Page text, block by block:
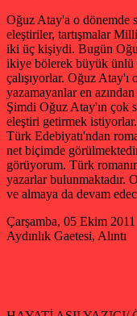
Oğuz Atay'a o dönemde
eleştiriler, tartışmalar
iki üç kişiydi. Bugün
ikiye bölerek büyük ünlü
çalışıyorlar. Oğuz
yazamayanlar en
Şimdi Oğuz Atay'ın çok
eleştiri getirmek
Türk Edebiyatı'ndan
net biçimde
görüyorum. Türk
yazarlar bulunmaktadır.
ve almaya da devam
Çarşamba, 05 Ekim 2011
Aydınlık Gaetesi, Alıntı